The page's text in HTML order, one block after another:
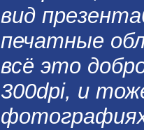
вид
печатные
всё это
300dpi, и